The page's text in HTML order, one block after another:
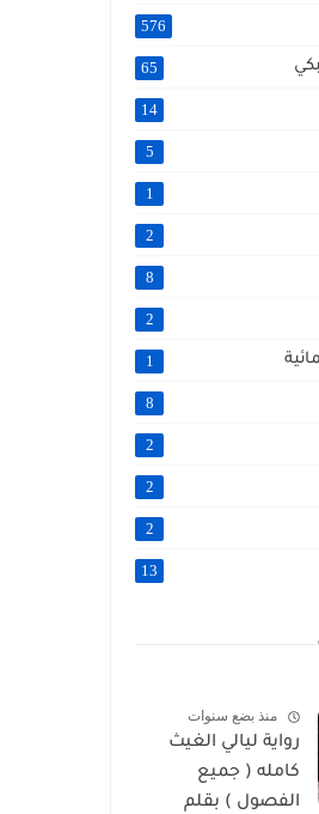
576
65
14
5
1
2
8
2
1
8
2
2
2
13
منذ بضع سنوات
رواية ليالي الغيث
كامله ( جميع
الفصول ) بقلم